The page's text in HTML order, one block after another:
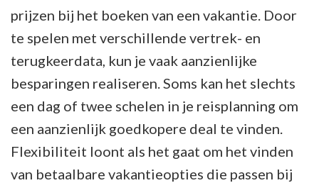
prijzen bij het boeken van een vakantie. Door
te spelen met verschillende vertrek- en
terugkeerdata, kun je vaak aanzienlijke
besparingen realiseren. Soms kan het slechts
een dag of twee schelen in je reisplanning om
een aanzienlijk goedkopere deal te vinden.
Flexibiliteit loont als het gaat om het vinden
van betaalbare vakantieopties die passen bij